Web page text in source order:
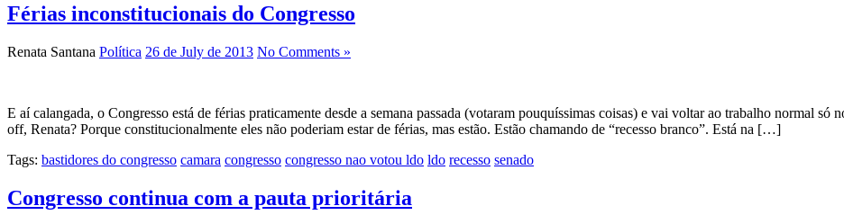
Férias inconstitucionais do Congresso
Renata Santana Política 26 de July de 2013 No Comments »
E aí calangada, o Congresso está de férias praticamente desde a semana passada (votaram pouquíssimas coisas) e vai voltar ao trabalho normal
off, Renata? Porque constitucionalmente eles não poderiam estar de férias, mas estão. Estão chamando de “recesso branco”. Está na […]
Tags: bastidores do congresso camara congresso congresso nao votou ldo ldo recesso senado
Congresso continua com a pauta prioritária